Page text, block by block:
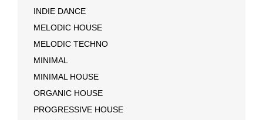
INDIE DANCE
MELODIC HOUSE
MELODIC TECHNO
MINIMAL
MINIMAL HOUSE
ORGANIC HOUSE
PROGRESSIVE HOUSE